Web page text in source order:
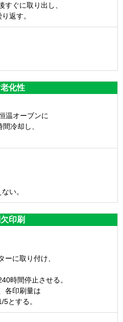
すぐに取り出し、
返す。
化性
温オーブンに
冷却し、
い。
印刷
ーに取り付け、
時間停止させる。
各印刷量は
とする。